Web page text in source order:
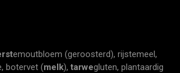
emoutbloem (geroosterd), rijstemeel,
botervet (melk), tarwegluten, plantaardig